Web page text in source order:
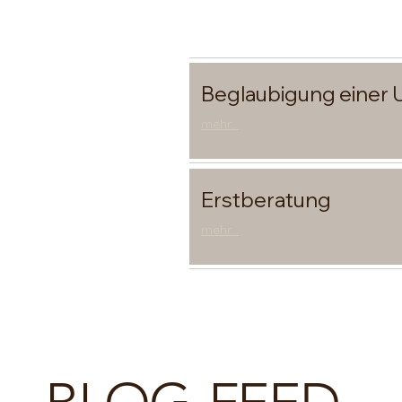
Beglaubigung einer
Erstberatung